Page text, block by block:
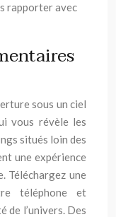
rapporter avec
sous un ciel
vous révèle les
situés loin des
une expérience
Téléchargez une
téléphone et
de l’univers. Des